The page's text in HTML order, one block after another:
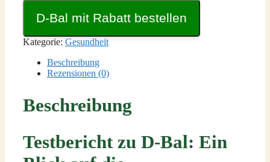
69,99 €59,99 €.
D-Bal mit Rabatt bestellen
Kategorie: Gesundheit
Beschreibung
Rezensionen (0)
Beschreibung
Testbericht zu D-Bal: Ein